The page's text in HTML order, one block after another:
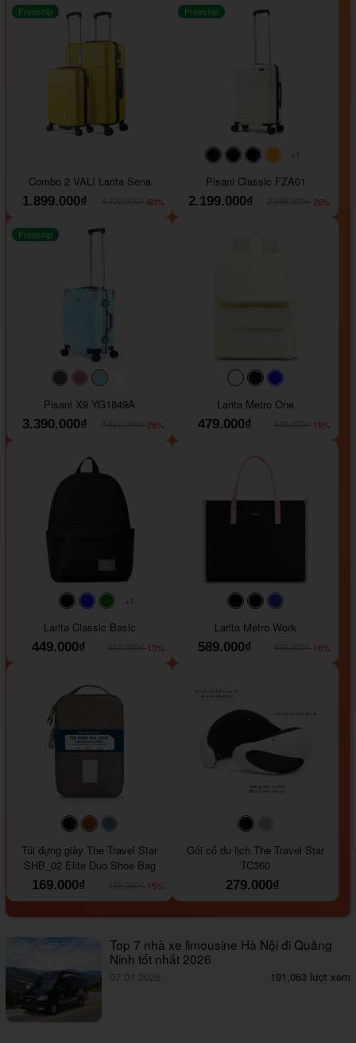
Freeship
Combo 2 VALI Larita Sena
1.899.000₫
-60%
#000000#000000
#000000
#ffa500
+1
Freeship
Pisani Classic FZA01
2.199.000₫
-26%
#40454a#b76e79
#9ad8e7
Freeship
Pisani X9 YG1849A
3.390.000₫
-26%
#faf0e6#000000
Larita Metro One
479.000₫
-19%
#faf0e6
#000000#0000FF#008000
+1
Larita Classic Basic
449.000₫
-13%
#000000#000000
Larita Metro Work
589.000₫
-16%
#000000#964B00
Túi đựng giày The Travel Star
SHB_02 Elite Duo Shoe Bag
169.000₫
-15%
#000000
Gối cổ du lịch The Travel Star
TC360
279.000₫
Top 7 nhà xe limousine Hà Nội đi Quảng
Ninh tốt nhất 2026
07.01.2026 191,063 lượt xem